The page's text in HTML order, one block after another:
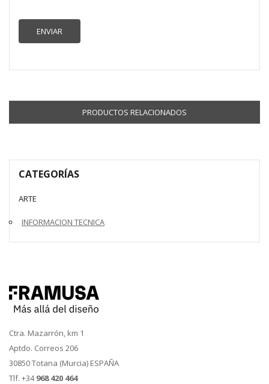
PRODUCTOS RELACIONADOS
CATEGORÍAS
ARTE
INFORMACION TECNICA
Ctra. Mazarrón, km 1
Aptdo. Correos 206
30850 Totana (Murcia) ESPAÑA
Tlf. +34968 420 464